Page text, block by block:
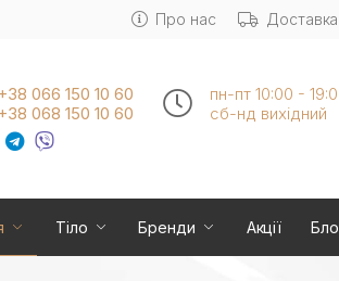
Про нас Доставка
066 150 10 60
068 150 10 60
пн-пт 10:00 -
сб-нд вихідний
Тіло Бренди Акції